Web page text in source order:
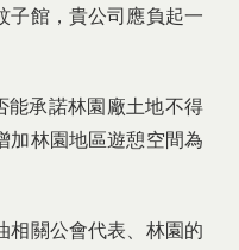
子館，貴公司應負起一
能承諾林園廠土地不得
加林園地區遊憩空間為
相關公會代表、林園的